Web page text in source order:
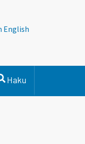
English
Haku